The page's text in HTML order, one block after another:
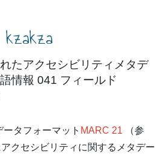
kzakza
たアクセシビリティメタデ
情報 041 フィールド
タフォーマット MARC 21 （参
アクセシビリティに関するメタデー